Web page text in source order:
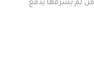
يدفع